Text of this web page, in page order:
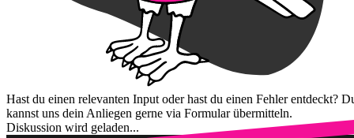
Hast du einen relevanten Input oder hast du einen Fehler entdeckt?
kannst uns dein Anliegen gerne via Formular übermitteln.
Diskussion wird geladen...